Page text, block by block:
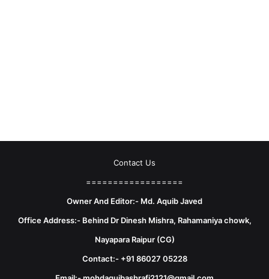
Contact Us
==================
Owner And Editor:- Md. Aquib Javed
Office Address:- Behind Dr Dinesh Mishra, Rahamaniya chowk,
Nayapara Raipur (CG)
Contact:- +91 86027 05228